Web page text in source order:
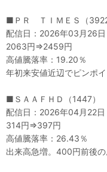
■ＰＲ ＴＩＭＥＳ（3922
配信日：2026年03月26日
2063円⇒2459円
高値騰落率：19.20％
年初来安値近辺でピンポイ
■ＳＡＡＦＨＤ（1447）
配信日：2026年04月22日
314円⇒397円
高値騰落率：26.43％
出来高急増。400円前後の